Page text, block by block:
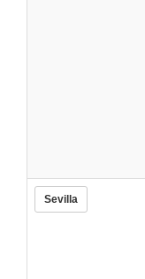
Sevilla